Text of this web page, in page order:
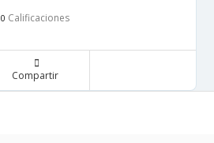
0 Calificaciones
Compartir